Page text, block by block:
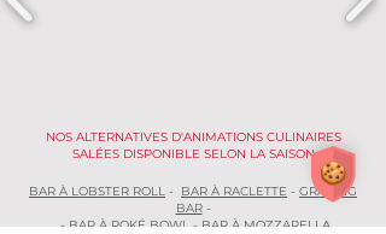
NOS ALTERNATIVES D'ANIMATIONS CULINAIRES
SALÉES DISPONIBLE SELON LA SAISON
BAR À LOBSTER ROLL - BAR À RACLETTE - GRAZING
BAR-
-BAR À POKÉ BOWL-BAR À MOZZARELLA